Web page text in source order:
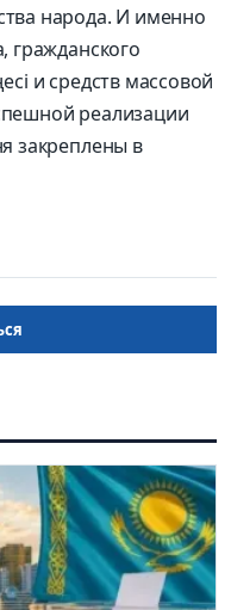
народа. И именно
гражданского
и средств массовой
реализации
закреплены в